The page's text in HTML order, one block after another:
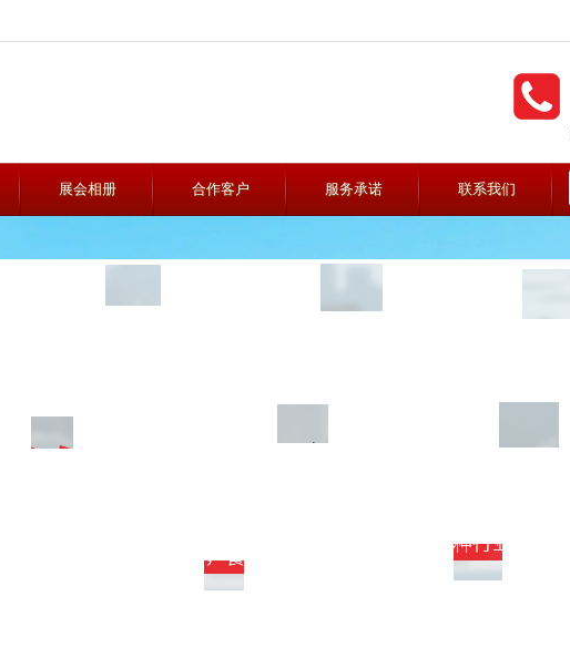
展会相册 合作客户 服务承诺 联系我们